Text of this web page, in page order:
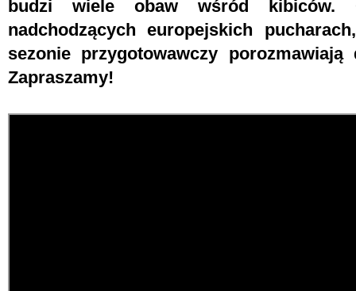
budzi wiele obaw wśród kibiców.
nadchodzących europejskich
sezonie przygotowawczy
Zapraszamy!